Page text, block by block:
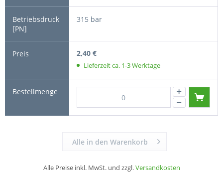
315 bar
2,40 €
Lieferzeit ca. 1-3 Werktage
Alle Preise inkl. MwSt. und zzgl.Versandkosten
Alle in den Warenkorb